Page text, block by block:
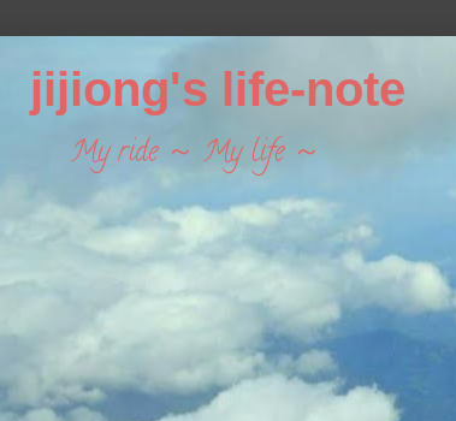
life-note
ride ～ My life ～